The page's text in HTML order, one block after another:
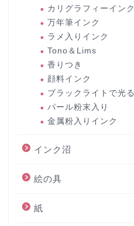
カリグラフィーインク
万年筆インク
ラメ入りインク
Tono＆Lims
香りつき
顔料インク
ブラックライトで光る
パール粉末入り
金属粉入りインク
インク沼
絵の具
紙